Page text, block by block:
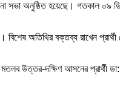
সভা অনুষ্ঠিত হয়েছে। গতকাল ০৯
অতিথির বক্তব্য রাখেন
উত্তর-দক্ষিণ আসনের প্রার্থী